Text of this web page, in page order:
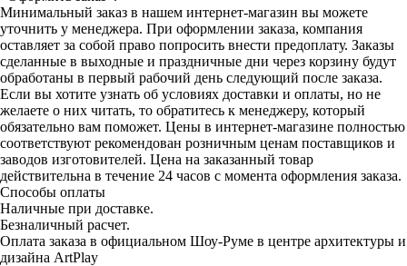
Минимальный заказ в нашем интернет-магазин вы можете
уточнить у менеджера. При оформлении заказа, компания
оставляет за собой право попросить внести предоплату. Заказы
сделанные в выходные и праздничные дни через корзину будут
обработаны в первый рабочий день следующий после заказа.
Если вы хотите узнать об условиях доставки и оплаты, но не
желаете о них читать, то обратитесь к менеджеру, который
обязательно вам поможет. Цены в интернет-магазине полностью
соответствуют рекомендован розничным ценам поставщиков и
заводов изготовителей. Цена на заказанный товар
действительна в течение 24 часов с момента оформления заказа.
Способы оплаты
Наличные при доставке.
Безналичный расчет.
Оплата заказа в официальном Шоу-Руме в центре архитектуры и
дизайна ArtPlay